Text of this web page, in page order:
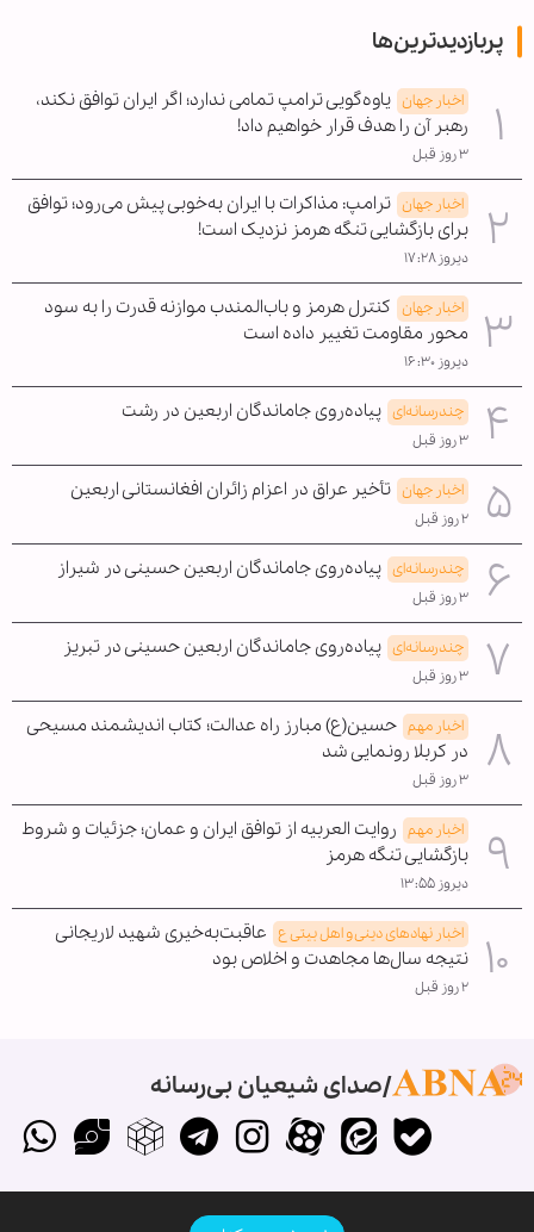
پربازدیدترین‌ها
اخبار جهان یاوه‌گویی ترامپ تمامی ندارد؛ اگر ایران توافق نکند،
رهبر آن را هدف قرار خواهیم داد!
۳ روز قبل
اخبار جهان ترامپ: مذاکرات با ایران به‌خوبی پیش می‌رود؛ توافق
برای بازگشایی تنگه هرمز نزدیک است!
دیروز ۱۷:۲۸
اخبار جهان کنترل هرمز و باب‌المندب موازنه قدرت را به سود
محور مقاومت تغییر داده است
دیروز ۱۶:۳۰
چندرسانه‌ای پیاده‌روی جاماندگان اربعین در رشت
۳ روز قبل
اخبار جهان تأخیر عراق در اعزام زائران افغانستانی اربعین
۲ روز قبل
چندرسانه‌ای پیاده‌روی جاماندگان اربعین حسینی در شیراز
۳ روز قبل
چندرسانه‌ای پیاده‌روی جاماندگان اربعین حسینی در تبریز
۳ روز قبل
اخبار مهم حسین(ع) مبارز راه عدالت؛ کتاب اندیشمند مسیحی
در کربلا رونمایی شد
۳ روز قبل
اخبار مهم روایت العربیه از توافق ایران و عمان؛ جزئیات و شروط
بازگشایی تنگه هرمز
دیروز ۱۳:۵۵
اخبار نهادهای دینی و اهل بیتی ع عاقبت‌به‌خیری شهید لاریجانی
نتیجه سال‌ها مجاهدت و اخلاص بود
۲ روز قبل
صدای شیعیان بی‌رسانه